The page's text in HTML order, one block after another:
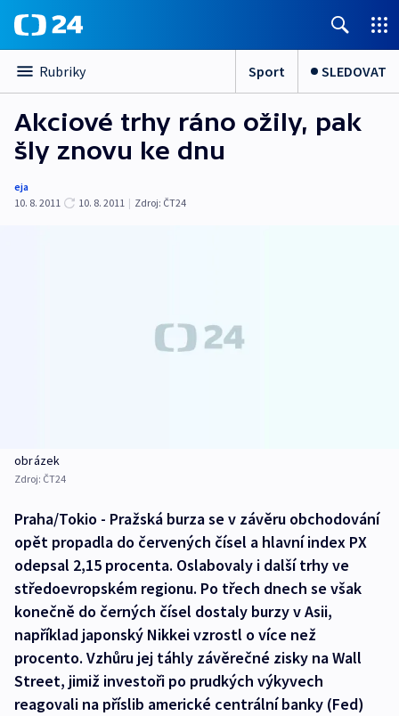
Rubriky Sport SLEDOVAT
Akciové trhy ráno ožily, pak
šly znovu ke dnu
eja
10. 8. 2011
10. 8. 2011 | Zdroj: ČT24
obrázek
Zdroj: ČT24
Praha/Tokio - Pražská burza se v závěru obchodování
opět propadla do červených čísel a hlavní index PX
odepsal 2,15 procenta. Oslabovaly i další trhy ve
středoevropském regionu. Po třech dnech se však
konečně do černých čísel dostaly burzy v Asii,
například japonský Nikkei vzrostl o více než
procento. Vzhůru jej táhly závěrečné zisky na Wall
Street, jimiž investoři po prudkých výkyvech
reagovali na příslib americké centrální banky (Fed)